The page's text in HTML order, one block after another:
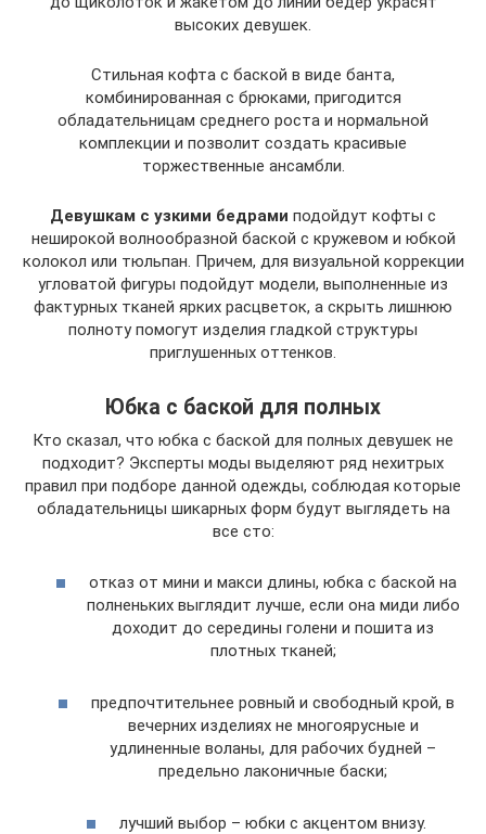
высоких девушек.
Стильная кофта с баской в виде банта,
комбинированная с брюками, пригодится
обладательницам среднего роста и нормальной
комплекции и позволит создать красивые
торжественные ансамбли.
Девушкам с узкими бедрами подойдут кофты с
неширокой волнообразной баской с кружевом и юбкой
колокол или тюльпан. Причем, для визуальной коррекции
угловатой фигуры подойдут модели, выполненные из
фактурных тканей ярких расцветок, а скрыть лишнюю
полноту помогут изделия гладкой структуры
приглушенных оттенков.
Юбка с баской для полных
Кто сказал, что юбка с баской для полных девушек не
подходит? Эксперты моды выделяют ряд нехитрых
правил при подборе данной одежды, соблюдая которые
обладательницы шикарных форм будут выглядеть на
все сто:
отказ от мини и макси длины, юбка с баской на
полненьких выглядит лучше, если она миди либо
доходит до середины голени и пошита из
плотных тканей;
предпочтительнее ровный и свободный крой, в
вечерних изделиях не многоярусные и
удлиненные воланы, для рабочих будней –
предельно лаконичные баски;
лучший выбор – юбки с акцентом внизу.